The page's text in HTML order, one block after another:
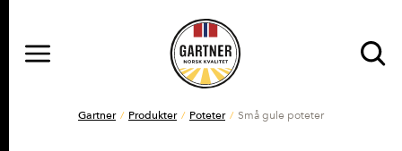
DU ER HER
Gartner Produkter Poteter Små gule poteter